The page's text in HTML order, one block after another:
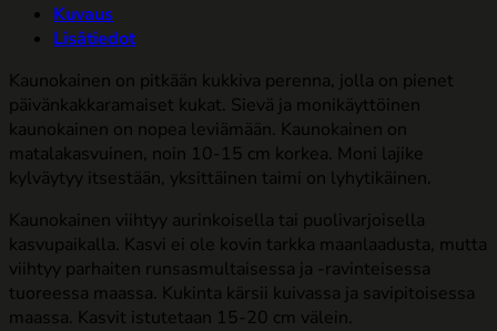
Kuvaus
Lisätiedot
Kaunokainen on pitkään kukkiva perenna, jolla on pienet
päivänkakkaramaiset kukat. Sievä ja monikäyttöinen
kaunokainen on nopea leviämään. Kaunokainen on
matalakasvuinen, noin 10-15 cm korkea. Moni lajike
kylväytyy itsestään, yksittäinen taimi on lyhytikäinen.
Kaunokainen viihtyy aurinkoisella tai puolivarjoisella
kasvupaikalla. Kasvi ei ole kovin tarkka maanlaadusta, mutta
viihtyy parhaiten runsasmultaisessa ja -ravinteisessa
tuoreessa maassa. Kukinta kärsii kuivassa ja savipitoisessa
maassa. Kasvit istutetaan 15-20 cm välein.